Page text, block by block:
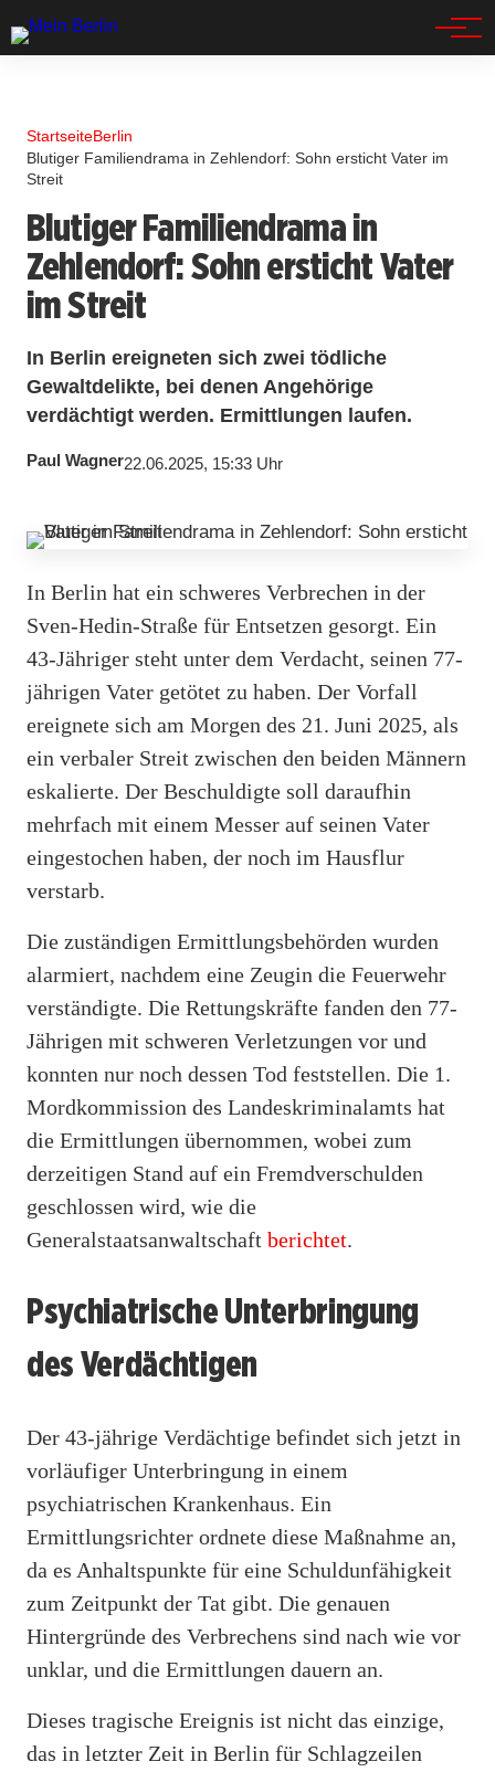
StartseiteBerlin
Blutiger Familiendrama in Zehlendorf: Sohn ersticht Vater im
Streit
Blutiger Familiendrama in
Zehlendorf: Sohn ersticht Vater
im Streit
In Berlin ereigneten sich zwei tödliche
Gewaltdelikte, bei denen Angehörige
verdächtigt werden. Ermittlungen laufen.
Paul Wagner22.06.2025, 15:33 Uhr
In Berlin hat ein schweres Verbrechen in der
Sven-Hedin-Straße für Entsetzen gesorgt. Ein
43-Jähriger steht unter dem Verdacht, seinen 77-
jährigen Vater getötet zu haben. Der Vorfall
ereignete sich am Morgen des 21. Juni 2025, als
ein verbaler Streit zwischen den beiden Männern
eskalierte. Der Beschuldigte soll daraufhin
mehrfach mit einem Messer auf seinen Vater
eingestochen haben, der noch im Hausflur
verstarb.
Die zuständigen Ermittlungsbehörden wurden
alarmiert, nachdem eine Zeugin die Feuerwehr
verständigte. Die Rettungskräfte fanden den 77-
Jährigen mit schweren Verletzungen vor und
konnten nur noch dessen Tod feststellen. Die 1.
Mordkommission des Landeskriminalamts hat
die Ermittlungen übernommen, wobei zum
derzeitigen Stand auf ein Fremdverschulden
geschlossen wird, wie die
Generalstaatsanwaltschaft berichtet.
Psychiatrische Unterbringung
des Verdächtigen
Der 43-jährige Verdächtige befindet sich jetzt in
vorläufiger Unterbringung in einem
psychiatrischen Krankenhaus. Ein
Ermittlungsrichter ordnete diese Maßnahme an,
da es Anhaltspunkte für eine Schuldunfähigkeit
zum Zeitpunkt der Tat gibt. Die genauen
Hintergründe des Verbrechens sind nach wie vor
unklar, und die Ermittlungen dauern an.
Dieses tragische Ereignis ist nicht das einzige,
das in letzter Zeit in Berlin für Schlagzeilen